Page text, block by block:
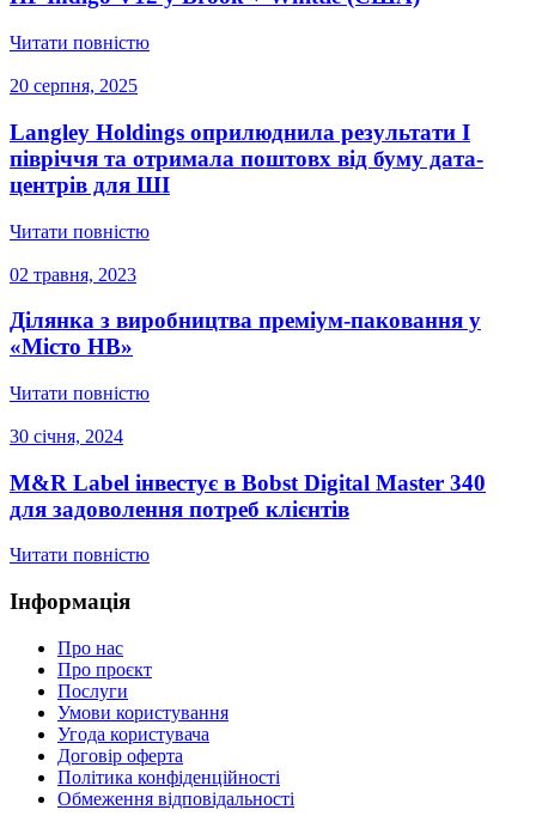
Читати повністю
20 серпня, 2025
Langley Holdings оприлюднила результати І
півріччя та отримала поштовх від буму дата-
центрів для ШІ
Читати повністю
02 травня, 2023
Ділянка з виробництва преміум-паковання у
«Місто НВ»
Читати повністю
30 січня, 2024
M&R Label інвестує в Bobst Digital Master 340
для задоволення потреб клієнтів
Читати повністю
Інформація
Про нас
Про проєкт
Послуги
Умови користування
Угода користувача
Договір оферта
Політика конфіденційності
Обмеження відповідальності